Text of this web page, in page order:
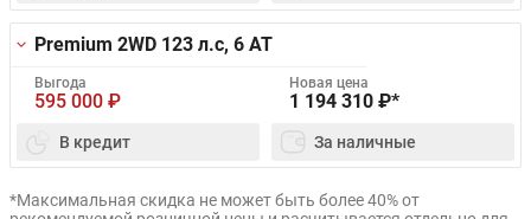
Premium 2WD 123 л.с, 6 AT
Выгода
595 000 ₽
Новая цена
1 194 310 ₽*
В кредит За наличные
*Максимальная скидка не может быть более 40% от